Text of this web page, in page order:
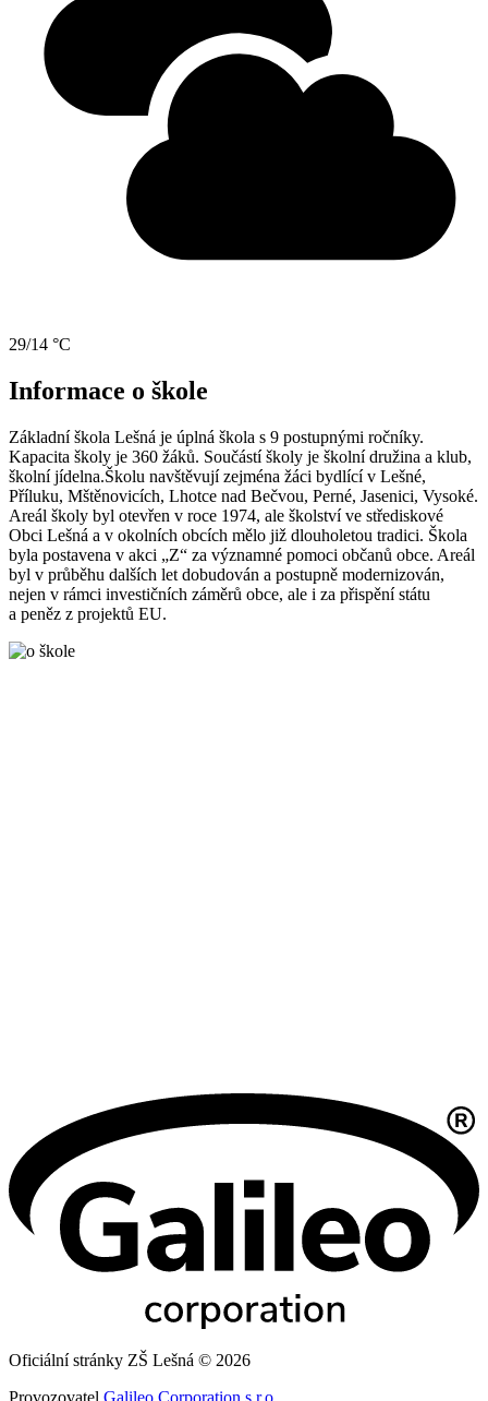
29/14 °C
Informace o škole
Základní škola Lešná je úplná škola s 9 postupnými ročníky.
Kapacita školy je 360 žáků. Součástí školy je školní družina a klub,
školní jídelna.Školu navštěvují zejména žáci bydlící v Lešné,
Příluku, Mštěnovicích, Lhotce nad Bečvou, Perné, Jasenici, Vysoké.
Areál školy byl otevřen v roce 1974, ale školství ve střediskové
Obci Lešná a v okolních obcích mělo již dlouholetou tradici. Škola
byla postavena v akci „Z“ za významné pomoci občanů obce. Areál
byl v průběhu dalších let dobudován a postupně modernizován,
nejen v rámci investičních záměrů obce, ale i za přispění státu
a peněz z projektů EU.
Oficiální stránky ZŠ Lešná © 2026
Provozovatel Galileo Corporation s.r.o.